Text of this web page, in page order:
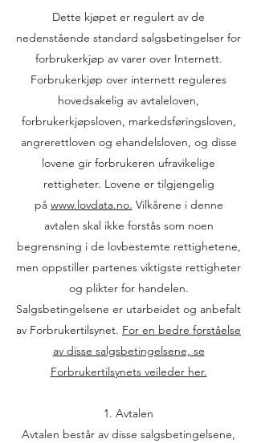
Dette kjøpet er regulert av de
nedenstående standard salgsbetingelser for
forbrukerkjøp av varer over Internett.
Forbrukerkjøp over internett reguleres
hovedsakelig av avtaleloven,
forbrukerkjøpsloven, markedsføringsloven,
angrerettloven og ehandelsloven, og disse
lovene gir forbrukeren ufravikelige
rettigheter. Lovene er tilgjengelig
på www.lovdata.no. Vilkårene i denne
avtalen skal ikke forstås som noen
begrensning i de lovbestemte rettighetene,
men oppstiller partenes viktigste rettigheter
og plikter for handelen.
Salgsbetingelsene er utarbeidet og anbefalt
av Forbrukertilsynet. For en bedre forståelse
av disse salgsbetingelsene, se
Forbrukertilsynets veileder her.
1. Avtalen
Avtalen består av disse salgsbetingelsene,